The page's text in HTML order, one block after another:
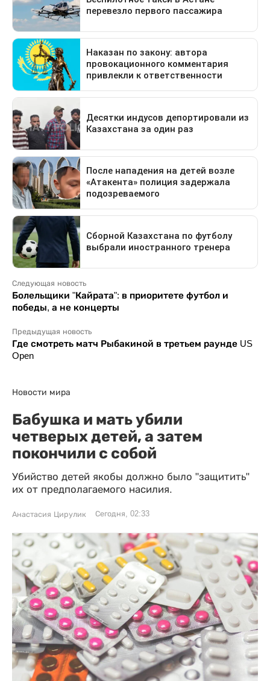
Следующая новость
Болельщики "Кайрата": в приоритете футбол и
победы, а не концерты
Предыдущая новость
Где смотреть матч Рыбакиной в третьем раунде US
Open
Новости мира
Бабушка и мать убили
четверых детей, а затем
покончили с собой
Убийство детей якобы должно было "защитить"
их от предполагаемого насилия.
Анастасия Цирулик Сегодня, 02:33